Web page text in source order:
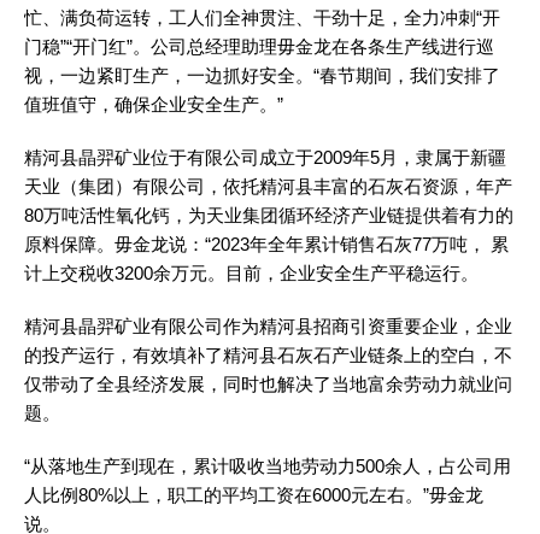
忙、满负荷运转，工人们全神贯注、干劲十足，全力冲刺“开
门稳”“开门红”。公司总经理助理毋金龙在各条生产线进行巡
视，一边紧盯生产，一边抓好安全。“春节期间，我们安排了
值班值守，确保企业安全生产。”
精河县晶羿矿业位于有限公司成立于2009年5月，隶属于新疆
天业（集团）有限公司，依托精河县丰富的石灰石资源，年产
80万吨活性氧化钙，为天业集团循环经济产业链提供着有力的
原料保障。毋金龙说：“2023年全年累计销售石灰77万吨， 累
计上交税收3200余万元。目前，企业安全生产平稳运行。
精河县晶羿矿业有限公司作为精河县招商引资重要企业，企业
的投产运行，有效填补了精河县石灰石产业链条上的空白，不
仅带动了全县经济发展，同时也解决了当地富余劳动力就业问
题。
“从落地生产到现在，累计吸收当地劳动力500余人，占公司用
人比例80%以上，职工的平均工资在6000元左右。”毋金龙
说。